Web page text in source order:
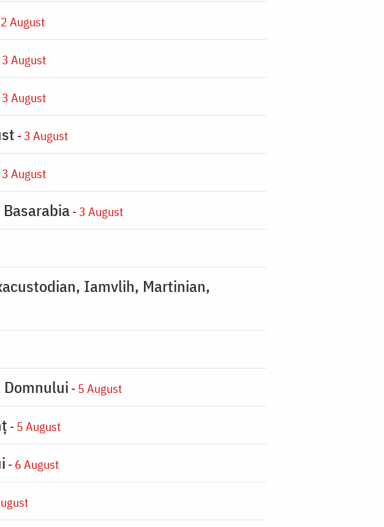
August
August
August
- 3 August
August
- 3 August
Iamvlih, Martinian,
- 5 August
- 5 August
- 6 August